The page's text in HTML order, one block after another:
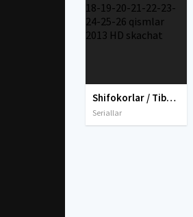
Shifokorlar / Tibbiyot dahosi / Tibbiyot daxolari Korea seriali 10-11-12-13-14-15-16-17-18-19-20-21-22-23-24-25-26 qismlar 2013 HD skachat
Seriallar